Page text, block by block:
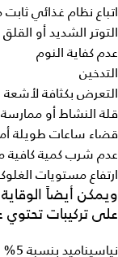
اتباع نظام غذائي
التوتر الشديد أو القلق
عدم كفاية النوم
التدخين
التعرض بكثافة
قلة النشاط أو
قضاء ساعات طويلة
عدم شرب كمية كافية
ارتفاع مستويات
ويمكن أيضاً
على تركيبات
نياسيناميد بنسبة 5%